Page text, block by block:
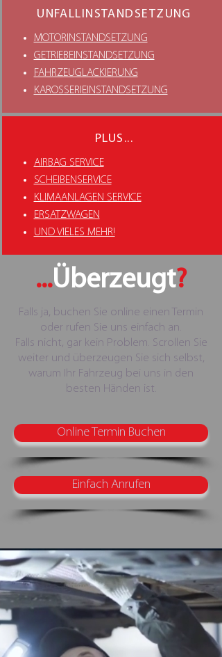
UNFALLINSTANDSETZUNG
MOTORINSTANDSETZUNG
GETRIEBEINSTANDSETZUNG
FAHRZEUGLACKIERUNG
KAROSSERIEINSTANDSETZUNG
PLUS...
AIRBAG SERVICE
SCHEIBENSERVICE
KLIMAANLAGEN SERVICE
ERSATZWAGEN
UND VIELES MEHR!
...Überzeugt?
Falls ja, buchen Sie online einen Termin
oder rufen Sie uns einfach an.
Falls nicht, gar kein Problem. Scrollen Sie
weiter und überzeugen Sie sich selbst,
warum Ihr Fahrzeug bei uns in den
besten Händen ist.
Online Termin Buchen
Einfach Anrufen